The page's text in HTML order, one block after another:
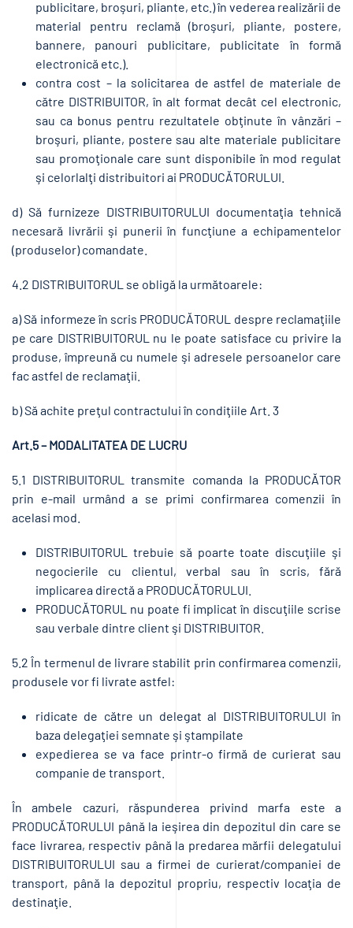
publicitare, broşuri, pliante, etc.) în vederea realizării de
material pentru reclamă (broşuri, pliante, postere,
bannere, panouri publicitare, publicitate în formă
electronică etc.).
contra cost – la solicitarea de astfel de materiale de
către DISTRIBUITOR, în alt format decât cel electronic,
sau ca bonus pentru rezultatele obţinute în vânzări –
broşuri, pliante, postere sau alte materiale publicitare
sau promoţionale care sunt disponibile în mod regulat
şi celorlalţi distribuitori ai PRODUCĂTORULUI.
d) Să furnizeze DISTRIBUITORULUI documentaţia tehnică
necesară livrării şi punerii în funcţiune a echipamentelor
(produselor) comandate.
4.2 DISTRIBUITORUL se obligă la următoarele:
a) Să informeze în scris PRODUCĂTORUL despre reclamaţiile
pe care DISTRIBUITORUL nu le poate satisface cu privire la
produse, împreună cu numele şi adresele persoanelor care
fac astfel de reclamaţii.
b) Să achite preţul contractului în condiţiile Art. 3
Art.5 – MODALITATEA DE LUCRU
5.1 DISTRIBUITORUL transmite comanda la PRODUCĂTOR
prin e-mail urmând a se primi confirmarea comenzii în
acelasi mod.
DISTRIBUITORUL trebuie să poarte toate discuţiile şi
negocierile cu clientul, verbal sau în scris, fără
implicarea directă a PRODUCĂTORULUI.
PRODUCĂTORUL nu poate fi implicat în discuţiile scrise
sau verbale dintre client şi DISTRIBUITOR.
5.2 În termenul de livrare stabilit prin confirmarea comenzii,
produsele vor fi livrate astfel:
ridicate de către un delegat al DISTRIBUITORULUI în
baza delegaţiei semnate şi ştampilate
expedierea se va face printr-o firmă de curierat sau
companie de transport.
În ambele cazuri, răspunderea privind marfa este a
PRODUCĂTORULUI până la ieşirea din depozitul din care se
face livrarea, respectiv până la predarea mărfii delegatului
DISTRIBUITORULUI sau a firmei de curierat/companiei de
transport, până la depozitul propriu, respectiv locaţia de
destinaţie.